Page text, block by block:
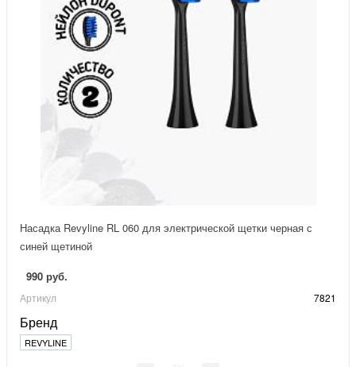
Насадка Revyline RL 060 для электрической щетки черная с
синей щетиной
990 руб.
Артикул 7821
Бренд
REVYLINE